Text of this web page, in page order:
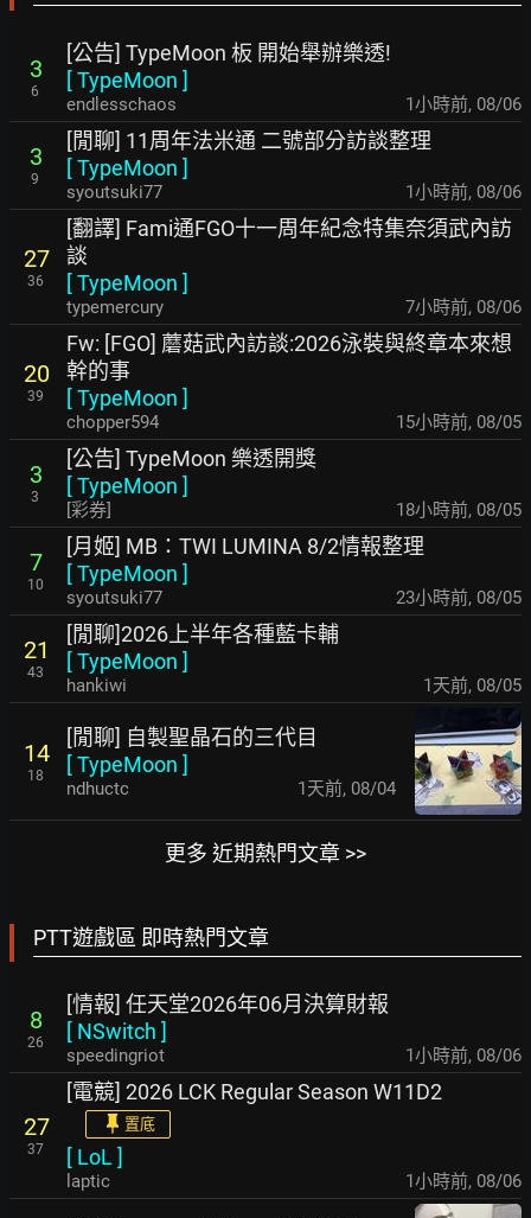
3
6
[公告] TypeMoon 板 開始舉辦樂透!
[TypeMoon ]
endlesschaos 1小時前, 08/06
3
9
[閒聊] 11周年法米通 二號部分訪談整理
[TypeMoon ]
syoutsuki77 1小時前, 08/06
27
36
[翻譯] Fami通FGO十一周年紀念特集奈須武內訪
談
[TypeMoon ]
typemercury 7小時前, 08/06
20
39
Fw: [FGO] 蘑菇武內訪談:2026泳裝與終章本來想
幹的事
[TypeMoon ]
chopper594 15小時前, 08/05
3
3
[公告] TypeMoon 樂透開獎
[TypeMoon ]
[彩券] 18小時前, 08/05
7
10
[月姬] MB：TWI LUMINA 8/2情報整理
[TypeMoon ]
syoutsuki77 23小時前, 08/05
21
43
[閒聊]2026上半年各種藍卡輔
[TypeMoon ]
hankiwi 1天前, 08/05
14
18
[閒聊] 自製聖晶石的三代目
[TypeMoon ]
ndhuctc 1天前, 08/04
更多 近期熱門文章 >>
PTT遊戲區 即時熱門文章
8
26
[情報] 任天堂2026年06月決算財報
[ NSwitch ]
speedingriot 1小時前, 08/06
27
37
[電競] 2026 LCK Regular Season W11D2
置底
[ LoL ]
laptic 1小時前, 08/06